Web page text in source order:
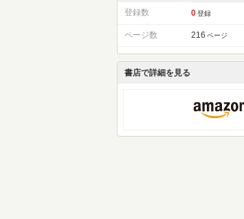
登録数 0 登録
ページ数 216 ページ
書店で詳細を見る